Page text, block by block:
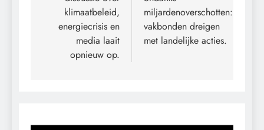
klimaatbeleid,
energiecrisis en
media laait
opnieuw op.
miljardenoverschotten:
vakbonden dreigen
met landelijke acties.